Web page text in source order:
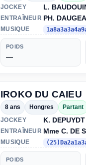
JOCKEY
L.
ENTRAÎNEUR PH.
MUSIQUE
POIDS
—
IROKO DU CAIEU
8 ans Hongres
Partant
JOCKEY
K. DEPUYDT
ENTRAÎNEUR Mme C. DE
MUSIQUE
POIDS